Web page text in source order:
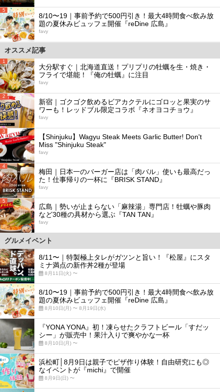
5
8/10〜19｜事前予約で500円引き！最大4時間食べ飲み放
題の夏休みビュッフェ開催『reDine 広島』
favy
オススメ記事
1
大分駅すぐ｜北海道直送！プリプリの牡蠣を生・焼き・
フライで堪能！『俺の牡蠣』に注目
favy
2
新宿｜ゴクゴク飲めるビアカクテルにゴロッと果実のサ
ワーも！レッドブル限定コラボ『ネオヨコチョウ』
favy
3
【Shinjuku】Wagyu Steak Meets Garlic Butter! Don't
Miss "Shinjuku Steak"
favy
4
梅田｜日本一のバーガー店は「肉バル」使いも最高だっ
た！仕事帰りの一杯に『BRISK STAND』
favy
5
広島｜勢いが止まらない「麻辣湯」専門店！牡蠣や豚肉
など30種の具材から選ぶ『TAN TAN』
favy
グルメイベント
8/11〜｜特製極上タレがガツンと旨い！『松屋』にスタ
ミナ満点の新作丼2種が登場
8月11日(火) 〜
8/10〜19｜事前予約で500円引き！最大4時間食べ飲み放
題の夏休みビュッフェ開催『reDine 広島』
8月10日(月) 〜 8月19日(水)
『YONA YONA』初！凍らせたクラフトビール「すだッ
シー」が販売中！果汁入りで爽やかな一杯
8月10日(月) 〜
浜松町│8月9日は親子でピザ作り体験！自由研究にも◎
なイベントが『michi』で開催
8月9日(日) 〜